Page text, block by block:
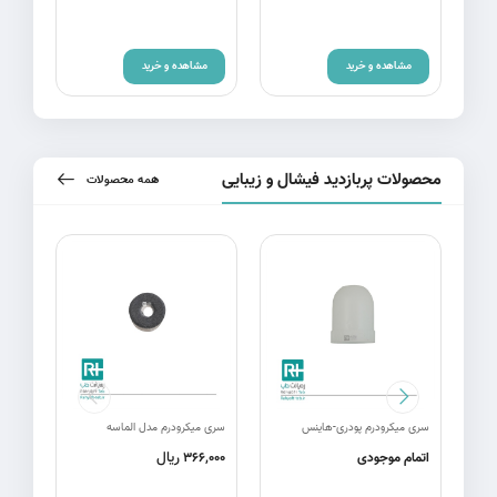
مشاهده و خرید مشاهده و خرید
محصولات پربازدید فیشال و زیبایی همه محصولات
سری میکرودرم پودری-هاینس
اتمام موجودی
سری میکرودرم مدل الماسه
366,000ریال